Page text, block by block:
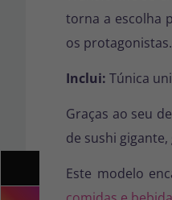
torna a escolha
os protagonistas.
Inclui: Túnica
Graças ao seu
de sushi
Este modelo